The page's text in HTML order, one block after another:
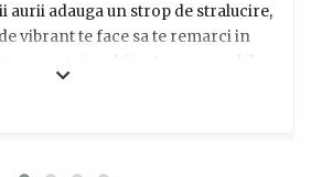
aurii adauga un strop de stralucire,
vibrant te face sa te remarci in
acestei rochii este remarcabila,